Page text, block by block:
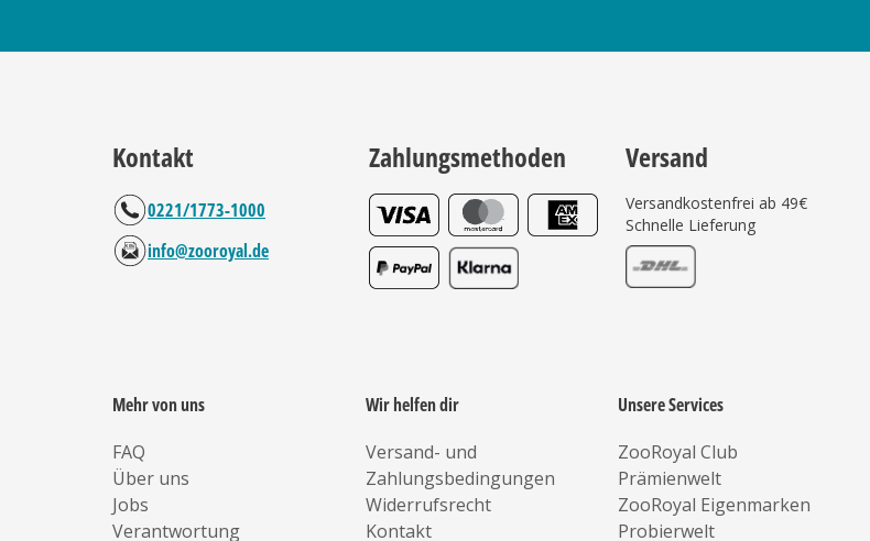
Kontakt
0221/1773-1000
info@zooroyal.de
Zahlungsmethoden Versand
Versandkostenfrei ab 49€
Schnelle Lieferung
Mehr von uns
FAQ
Über uns
Jobs
Verantwortung
Wir helfen dir
Versand- und
Zahlungsbedingungen
Widerrufsrecht
Kontakt
Unsere Services
ZooRoyal Club
Prämienwelt
ZooRoyal Eigenmarken
Probierwelt